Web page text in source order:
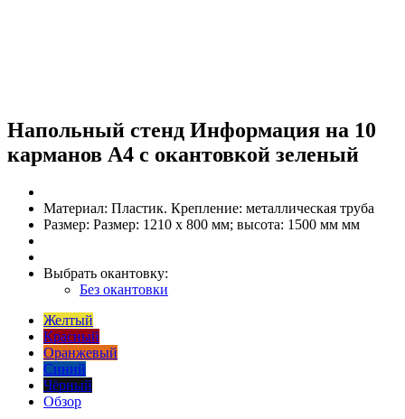
Напольный стенд Информация на 10
карманов А4 с окантовкой зеленый
Материал: Пластик. Крепление: металлическая труба
Размер: Размер: 1210 х 800 мм; высота: 1500 мм мм
Выбрать окантовку:
Без окантовки
Желтый
Красный
Оранжевый
Синий
Чёрный
Обзор